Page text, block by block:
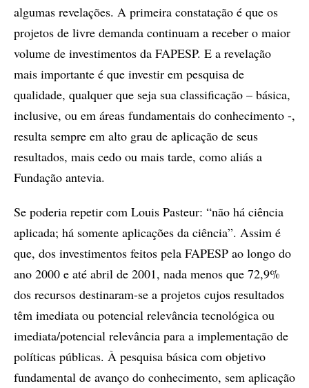
algumas revelações. A primeira constatação é que os
projetos de livre demanda continuam a receber o maior
volume de investimentos da FAPESP. E a revelação
mais importante é que investir em pesquisa de
qualidade, qualquer que seja sua classificação – básica,
inclusive, ou em áreas fundamentais do conhecimento -,
resulta sempre em alto grau de aplicação de seus
resultados, mais cedo ou mais tarde, como aliás a
Fundação antevia.
Se poderia repetir com Louis Pasteur: “não há ciência
aplicada; há somente aplicações da ciência”. Assim é
que, dos investimentos feitos pela FAPESP ao longo do
ano 2000 e até abril de 2001, nada menos que 72,9%
dos recursos destinaram-se a projetos cujos resultados
têm imediata ou potencial relevância tecnológica ou
imediata/potencial relevância para a implementação de
políticas públicas. À pesquisa básica com objetivo
fundamental de avanço do conhecimento, sem aplicação